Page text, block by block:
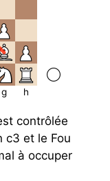
g h
contrôlée
c3 et le Fou
à occuper